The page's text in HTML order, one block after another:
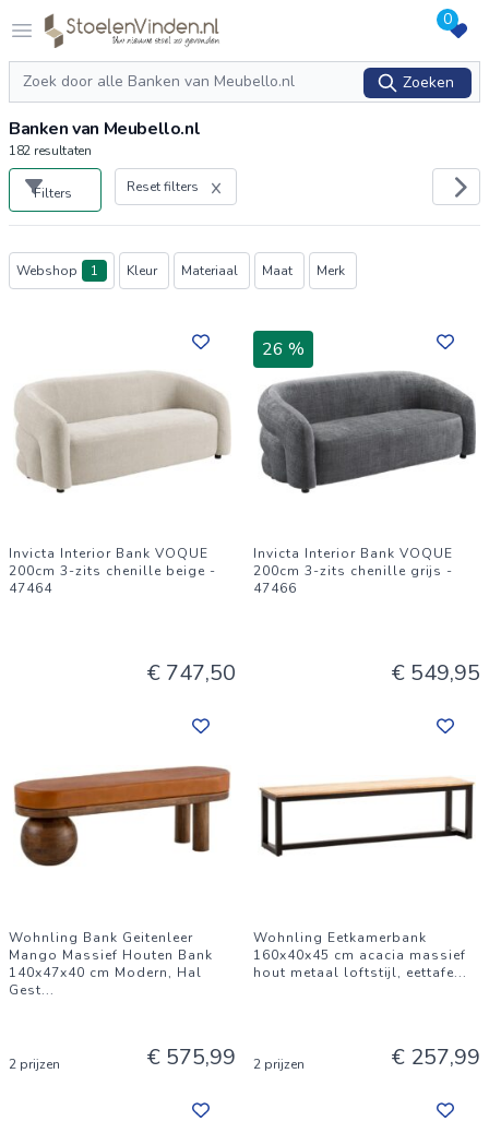
Open menu
Logo stoelenvinden.nl 0
Zoeken
Zoeken
Banken van Meubello.nl
182 resultaten
Filters Reset filters
Producten
Webshop 1 Kleur Materiaal Maat Merk
Invicta Interior Bank VOQUE
200cm 3-zits chenille beige -
47464
€ 747,50
26 %
Invicta Interior Bank VOQUE
200cm 3-zits chenille grijs -
47466
€ 549,95
Wohnling Bank Geitenleer
Mango Massief Houten Bank
140x47x40 cm Modern, Hal
Gest...
2 prijzen € 575,99
Wohnling Eetkamerbank
160x40x45 cm acacia massief
hout metaal loftstijl, eettafe...
2 prijzen € 257,99